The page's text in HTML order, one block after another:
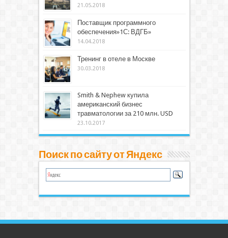
21.05.2018
Поставщик программного
обеспечения»1С: ВДГБ»
14.04.2018
Тренинг в отеле в Москве
30.03.2018
Smith & Nephew купила
американский бизнес
травматологии за 210 млн. USD
23.10.2017
Поиск по сайту от Яндекс